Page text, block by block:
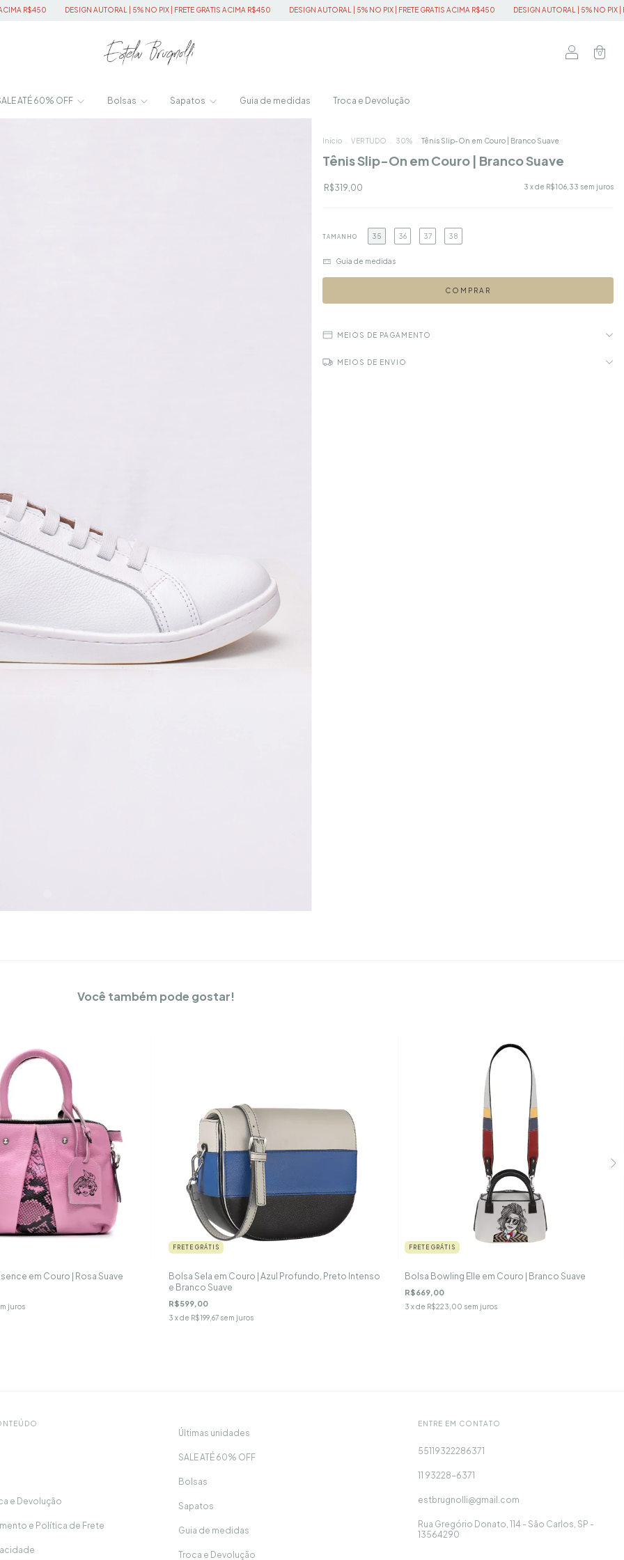
AUTORAL | 5% NO PIX | FRETE GRATIS ACIMA R$450 DESIGN AUTORAL | 5% NO PIX | FRETE GRATIS ACIMA R$450 DESIGN AUTORAL | 5% NO PIX | FRETE GRATIS ACIMA
0
ATÉ 60% OFF Bolsas Sapatos Guia de medidas Troca e Devolução
Início VER TUDO 30% Tênis Slip-On em Couro | Branco Suave
Tênis Slip-On em Couro | Branco Suave
R$319,00 3 x de R$106,33 sem juros
TAMANHO 35 36 37 38
Guia de medidas
MEIOS DE PAGAMENTO
MEIOS DE ENVIO
Você também pode gostar!
em Couro | Rosa Suave
juros
FRETE GRÁTIS
Bolsa Sela em Couro | Azul Profundo, Preto Intenso
e Branco Suave
R$599,00
3 x de R$199,67 sem juros
FRETE GRÁTIS
Bolsa Bowling Elle em Couro | Branco Suave
R$669,00
3 x de R$223,00 sem juros
e Devolução
e Política de Frete
Últimas unidades
SALE ATÉ 60% OFF
Bolsas
Sapatos
Guia de medidas
Troca e Devolução
ENTRE EM CONTATO
55119322286371
11 93228-6371
estbrugnolli@gmail.com
Rua Gregório Donato, 114 - São Carlos, SP -
13564290